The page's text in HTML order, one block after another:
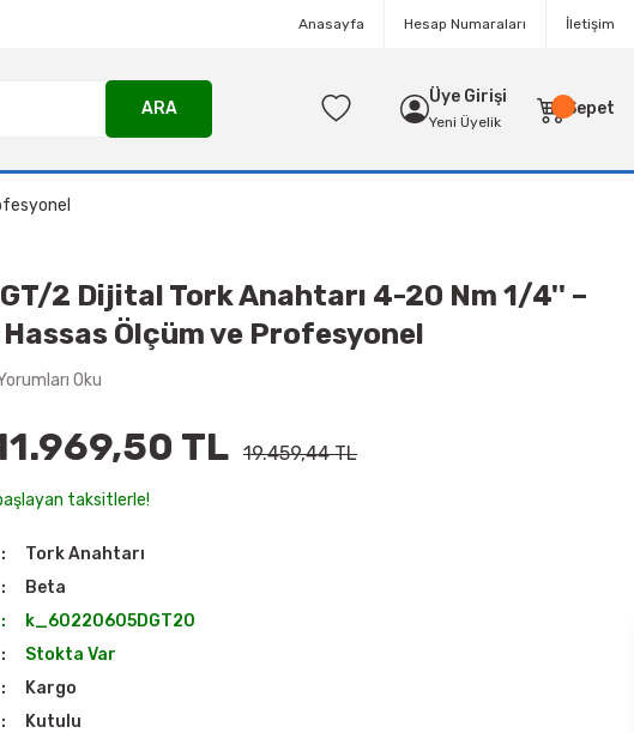
Anasayfa Hesap Numaraları İletişim
ARA
Üye Girişi
Yeni Üyelik
Sepet
2 Dijital Tork Anahtarı 4-20 Nm 1/4'' –
Ölçüm ve Profesyonel
Oku
TL 19.459,44 TL
taksitlerle!
Tork Anahtarı
Beta
k_60220605DGT20
Stokta Var
Kargo
Kutulu